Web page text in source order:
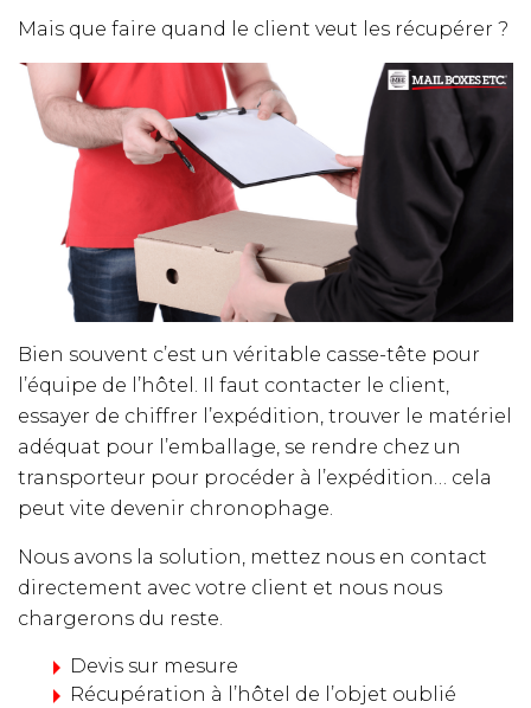
Mais que faire quand le client veut les récupérer ?
Bien souvent c’est un véritable casse-tête pour
l’équipe de l’hôtel. Il faut contacter le client,
essayer de chiffrer l’expédition, trouver le matériel
adéquat pour l’emballage, se rendre chez un
transporteur pour procéder à l’expédition… cela
peut vite devenir chronophage.
Nous avons la solution, mettez nous en contact
directement avec votre client et nous nous
chargerons du reste.
Devis sur mesure
Récupération à l’hôtel de l’objet oublié